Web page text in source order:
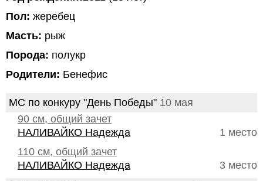
Пол: жеребец
Масть: рыж
Порода: полукр
Родители: Бенефис
МС по конкуру "День Победы" 10 мая
90 см, общий зачет
1 место
НАЛИВАЙКО Надежда
110 см, общий зачет
3 место
НАЛИВАЙКО Надежда